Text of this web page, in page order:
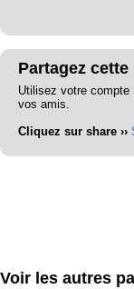
Partagez
Utilisez votre compte
vos amis.
Cliquez sur share ››
Voir les autres